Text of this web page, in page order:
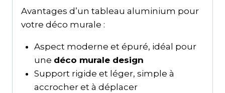
Avantages d’un tableau aluminium pour
votre déco murale :
Aspect moderne et épuré, idéal pour
une déco murale design
Support rigide et léger, simple à
accrocher et à déplacer